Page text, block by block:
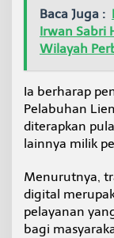
Baca Juga :
Irwan Sabri
Wilayah
Ia berharap
Pelabuhan
diterapkan
lainnya milik
Menurutnya,
digital
pelayanan
bagi